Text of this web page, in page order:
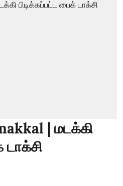
| மடக்கி
டாக்சி